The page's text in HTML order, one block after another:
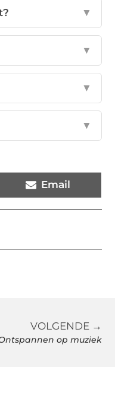
▼
▼
▼
▼
Email
VOLGENDE →
op muziek